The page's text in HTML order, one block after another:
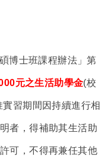
博士班課程辦法」第
元之生活助學金(校
習期間因持續進行相
者，得補助其生活助
可，不得再兼任其他